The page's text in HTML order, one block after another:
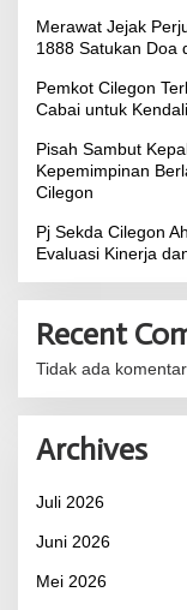
Merawat Jejak
1888 Satukan Doa
Pemkot Cilegon
Cabai untuk
Pisah Sambut
Kepemimpinan
Cilegon
Pj Sekda Cilegon
Evaluasi Kinerja
Recent
Tidak ada
Archives
Juli 2026
Juni 2026
Mei 2026